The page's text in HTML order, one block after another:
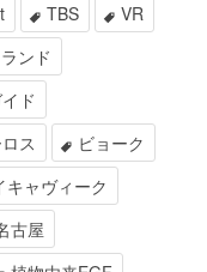
TBS
VR
ンド
ド
ス
ビョーク
キャヴィーク
古屋